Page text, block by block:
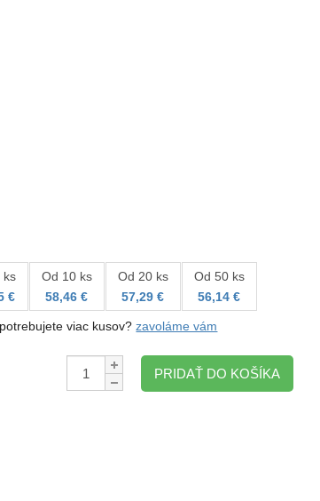
ks
€
Od 10 ks
58,46 €
Od 20 ks
57,29 €
Od 50 ks
56,14 €
potrebujete viac kusov?zavoláme vám
Množstvo:
PRIDAŤ DO KOŠÍKA